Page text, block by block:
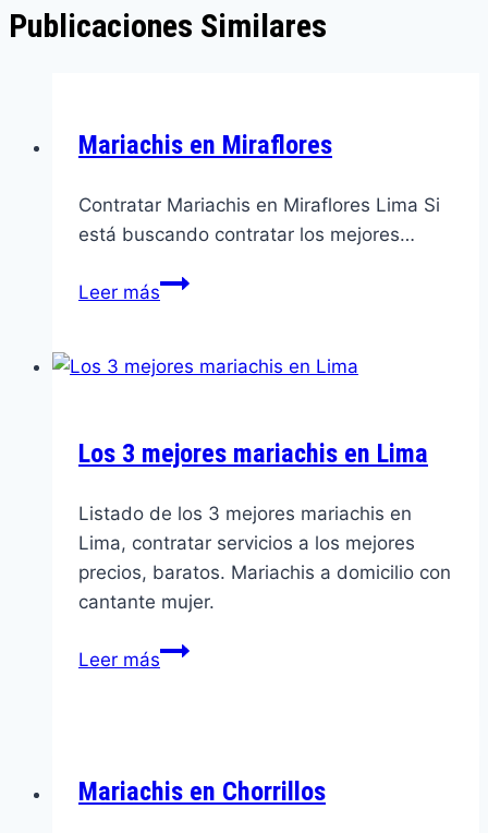
Publicaciones Similares
Mariachis en Miraflores
Contratar Mariachis en Miraflores Lima Si
está buscando contratar los mejores…
Leer másMariachis
Los 3 mejores mariachis en Lima
Listado de los 3 mejores mariachis en
Lima, contratar servicios a los mejores
precios, baratos. Mariachis a domicilio con
cantante mujer.
Leer másLos
Lima
Mariachis en Chorrillos